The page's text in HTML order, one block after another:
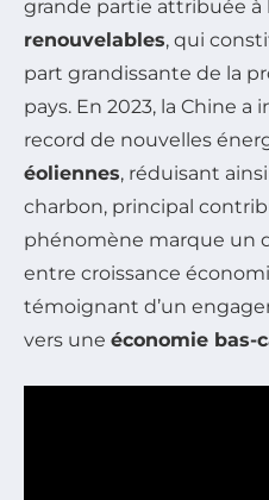
grande partie attribuée à
renouvelables, qui
part grandissante de la
pays. En 2023, la Chine a
record de nouvelles
éoliennes, réduisant
charbon, principal
phénomène marque un
entre croissance
témoignant d’un
vers une économie bas-